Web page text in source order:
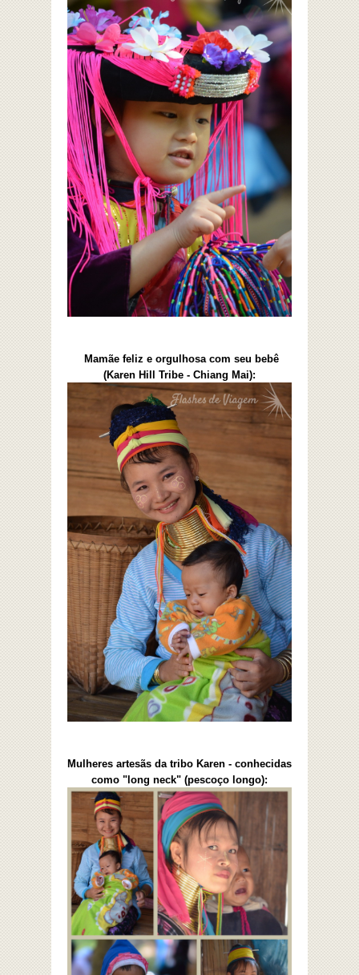
Mamãe feliz e orgulhosa com seu bebê
(Karen Hill Tribe - Chiang Mai):
Mulheres artesãs da tribo Karen - conhecidas
como "long neck" (pescoço longo):